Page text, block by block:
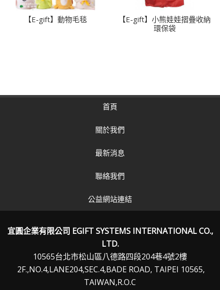
【E-gift】動物毛毯
【E-gift】小熊娃娃摺疊收納
環保袋
首頁
關於我們
最新消息
聯絡我們
公益網站連結
宜圓企業有限公司 EGIFT SYSTEMS INTERNATIONAL CO.,
LTD.
10565台北市松山區八德路四段204巷4號2樓
2F.,NO.4,LANE204,SEC.4,BADE ROAD, TAIPEI 10565,
TAIWAN,R.O.C